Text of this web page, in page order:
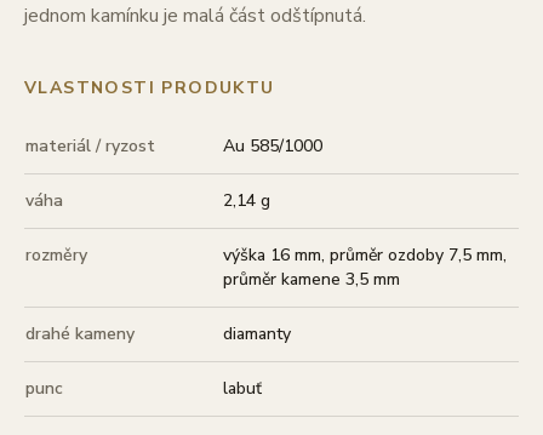
jednom kamínku je malá část odštípnutá.
VLASTNOSTI PRODUKTU
materiál / ryzost Au 585/1000
váha 2,14 g
rozměry
výška 16 mm, průměr ozdoby 7,5 mm,
průměr kamene 3,5 mm
drahé kameny diamanty
punc labuť